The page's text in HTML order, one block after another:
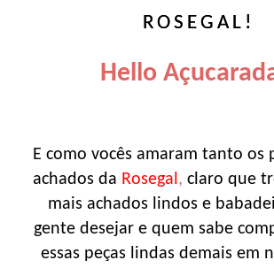
ROSEGAL!
Hello
E como vocês amaram tanto os
achados da Rosegal , claro que
mais achados lindos e
gente desejar e quem sabe
essas peças lindas demais em